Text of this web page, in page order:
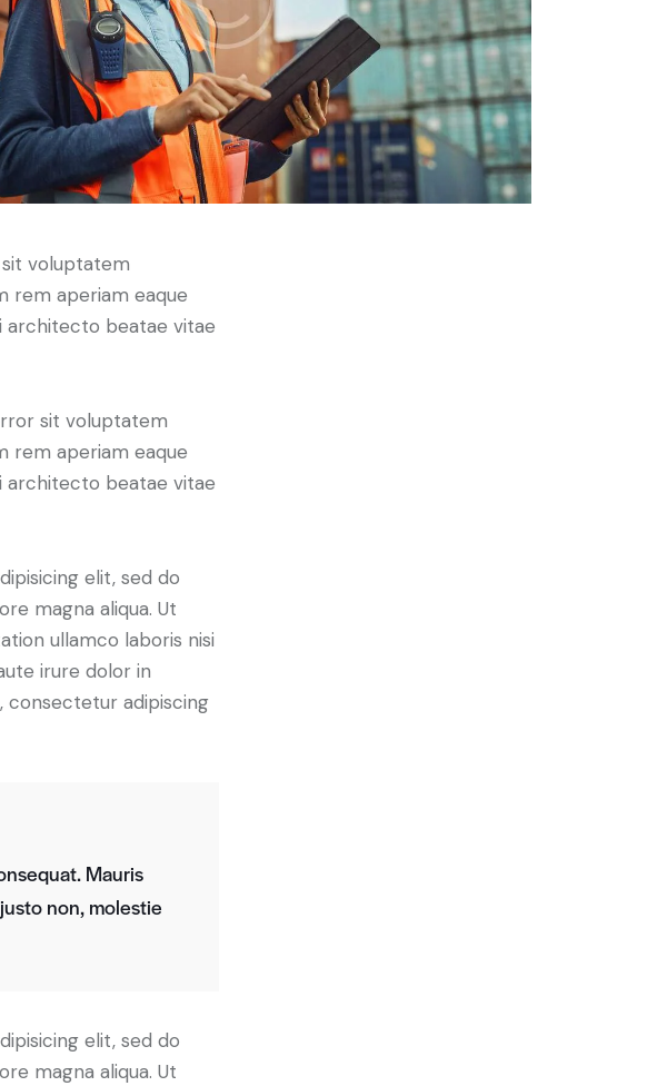
voluptatem
rem aperiam eaque
architecto beatae vitae
sit voluptatem
rem aperiam eaque
architecto beatae vitae
elit, sed do
magna aliqua. Ut
ullamco laboris nisi
irure dolor in
consectetur adipiscing
Mauris
non, molestie
elit, sed do
magna aliqua. Ut